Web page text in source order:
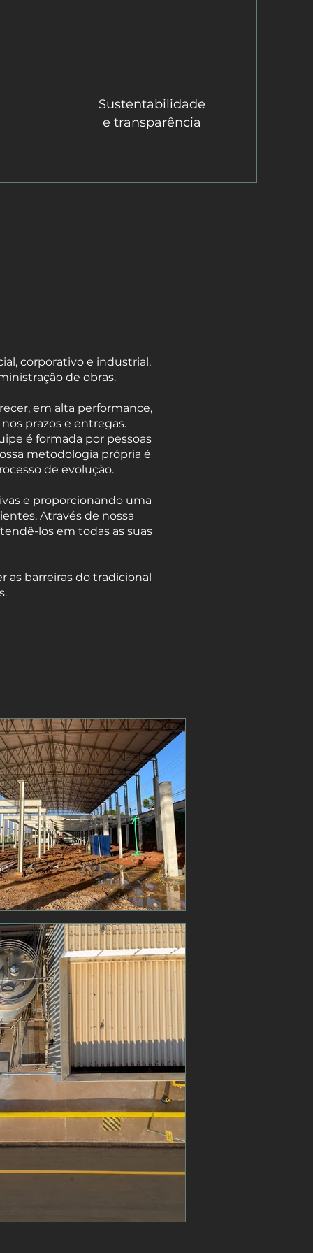
Sustentabilidade
e transparência
corporativo e industrial,
de obras.
em alta performance,
prazos e entregas.
é formada por pessoas
metodologia própria é
de evolução.
e proporcionando uma
Através de nossa
los em todas as suas
as barreiras do tradicional